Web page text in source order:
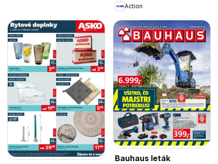
Action
Bauhaus leták